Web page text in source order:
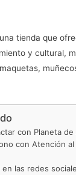
tienda que
y cultural,
con Planeta
con Atención
las redes